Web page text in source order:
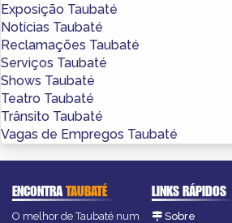
Exposição Taubaté
Notícias Taubaté
Reclamações Taubaté
Serviços Taubaté
Shows Taubaté
Teatro Taubaté
Trânsito Taubaté
Vagas de Empregos Taubaté
ENCONTRATAUBATÉ
O melhor de Taubaté num
LINKS RÁPIDOS
Sobre